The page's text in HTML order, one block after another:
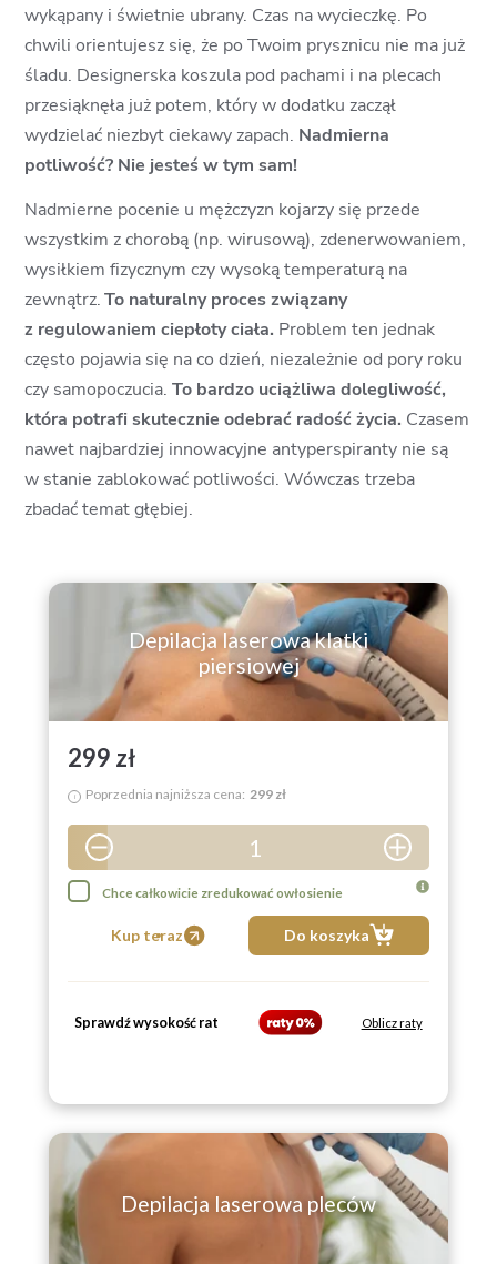
wykąpany i świetnie ubrany. Czas na wycieczkę. Po
chwili orientujesz się, że po Twoim prysznicu nie ma już
śladu. Designerska koszula pod pachami i na plecach
przesiąknęła już potem, który w dodatku zaczął
wydzielać niezbyt ciekawy zapach. Nadmierna
potliwość? Nie jesteś w tym sam!
Nadmierne pocenie u mężczyzn kojarzy się przede
wszystkim z chorobą (np. wirusową), zdenerwowaniem,
wysiłkiem fizycznym czy wysoką temperaturą na
zewnątrz. To naturalny proces związany
z regulowaniem ciepłoty ciała. Problem ten jednak
często pojawia się na co dzień, niezależnie od pory roku
czy samopoczucia.To bardzo uciążliwa dolegliwość,
która potrafi skutecznie odebrać radość życia. Czasem
nawet najbardziej innowacyjne antyperspiranty nie są
w stanie zablokować potliwości. Wówczas trzeba
zbadać temat głębiej.
Depilacja laserowa klatki
piersiowej
299 zł
i Poprzednia najniższa cena: 299 zł
1
2
3
4
6
8
9
Chce całkowicie zredukować owłosienie
Kup teraz Do koszyka
Sprawdź wysokość rat Oblicz raty
Depilacja laserowa pleców